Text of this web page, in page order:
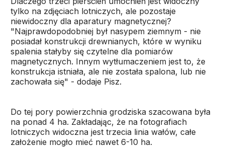
tylko na zdjęciach lotniczych, ale pozostaje
niewidoczny dla aparatury magnetycznej?
"Najprawdopodobniej był nasypem ziemnym - nie
posiadał konstrukcji drewnianych, które w wyniku
spalenia stałyby się czytelne dla pomiarów
magnetycznych. Innym wytłumaczeniem jest to, że
konstrukcja istniała, ale nie została spalona, lub nie
zachowała się" - dodaje Pisz.
Do tej pory powierzchnia grodziska szacowana była
na ponad 4 ha. Zakładając, że na fotografiach
lotniczych widoczna jest trzecia linia wałów, całe
założenie mogło mieć nawet 6-10 ha.